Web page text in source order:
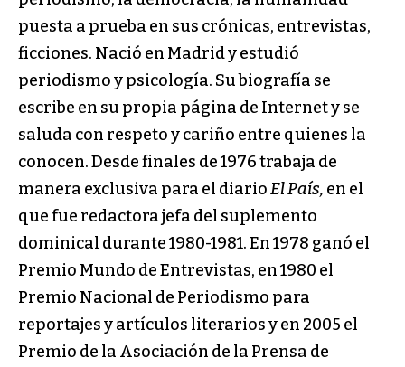
puesta a prueba en sus crónicas, entrevistas,
ficciones. Nació en Madrid y estudió
periodismo y psicología. Su biografía se
escribe en su propia página de Internet y se
saluda con respeto y cariño entre quienes la
conocen. Desde finales de 1976 trabaja de
manera exclusiva para el diarioEl País, en el
que fue redactora jefa del suplemento
dominical durante 1980-1981. En 1978 ganó el
Premio Mundo de Entrevistas, en 1980 el
Premio Nacional de Periodismo para
reportajes y artículos literarios y en 2005 el
Premio de la Asociación de la Prensa de